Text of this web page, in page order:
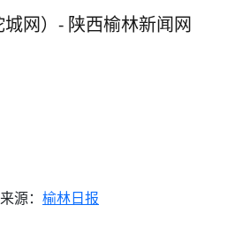
来源： 榆林日报